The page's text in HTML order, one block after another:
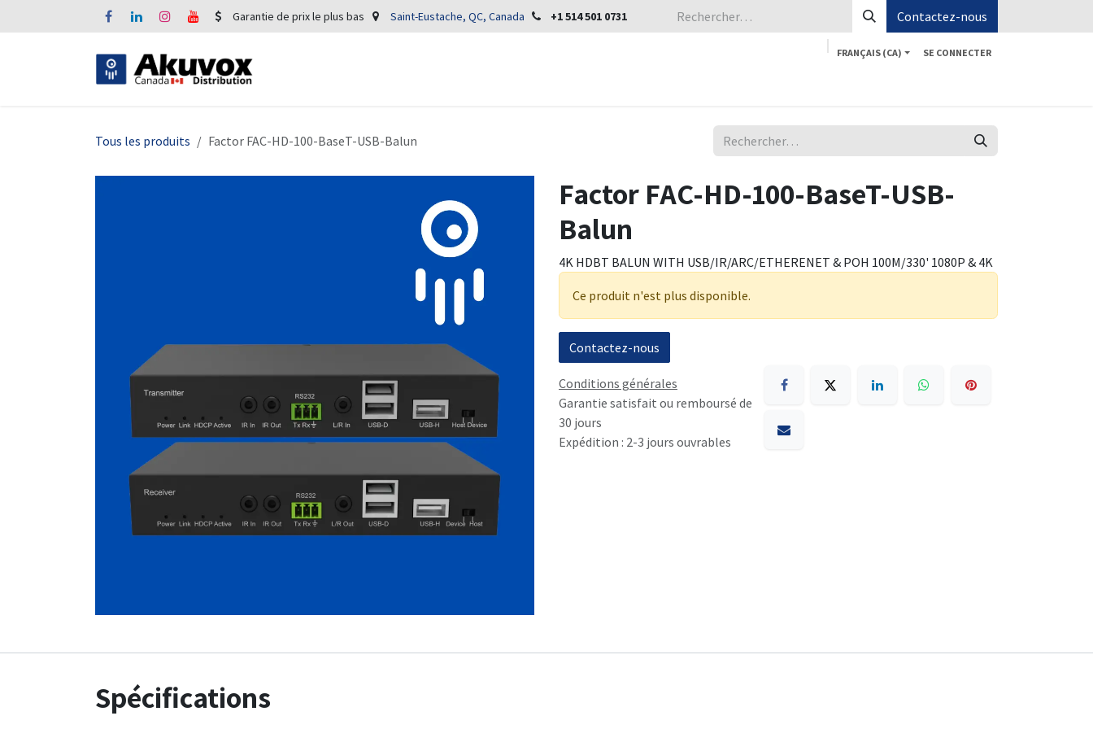
Se rendre au contenu Garantie de prix le plus bas Saint-Eustache, QC, Canada +1 514 501 0731 Contactez-nous
FRANÇAIS (CA) SE CONNECTER
Tous les produits Factor FAC-HD-100-BaseT-USB-Balun
Factor FAC-HD-100-BaseT-USB-
Balun
4K HDBT BALUN WITH USB/IR/ARC/ETHERENET & POH 100M/330' 1080P & 4K
Ce produit n'est plus disponible.
Contactez-nous
Conditions générales
Garantie satisfait ou remboursé de
30 jours
Expédition : 2-3 jours ouvrables
Spécifications